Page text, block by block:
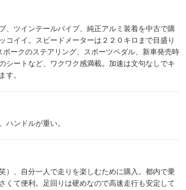
、ツインテールパイプ、純正アルミ装着を中古で購
コイイ。スピードメーターは２２０キロまで目盛り
ークのステアリング、スポーツペダル、新車発売時
シートなど、ワクワク感満載。加速は文句なしでキ
す。
ハンドルが重い。
）、自分一人で走りを楽しむために購入。都内で乗
くて便利。足回りは硬めなので高速走行も安定して